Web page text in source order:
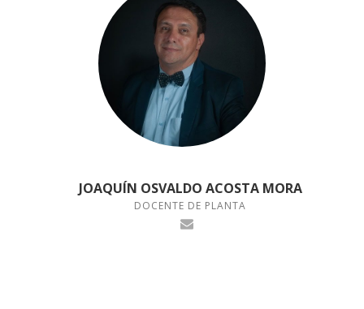
JOAQUÍN OSVALDO ACOSTA MORA
DOCENTE DE PLANTA